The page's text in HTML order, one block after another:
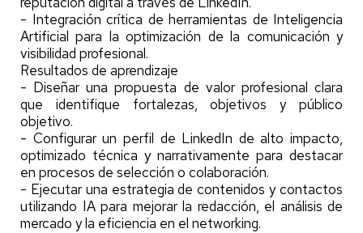
- Integración crítica de herramientas de Inteligencia
Artificial para la optimización de la comunicación y
visibilidad profesional.
Resultados de aprendizaje
- Diseñar una propuesta de valor profesional clara
que identifique fortalezas, objetivos y público
objetivo.
- Configurar un perfil de LinkedIn de alto impacto,
optimizado técnica y narrativamente para destacar
en procesos de selección o colaboración.
- Ejecutar una estrategia de contenidos y contactos
utilizando IA para mejorar la redacción, el análisis de
mercado y la eficiencia en el networking.